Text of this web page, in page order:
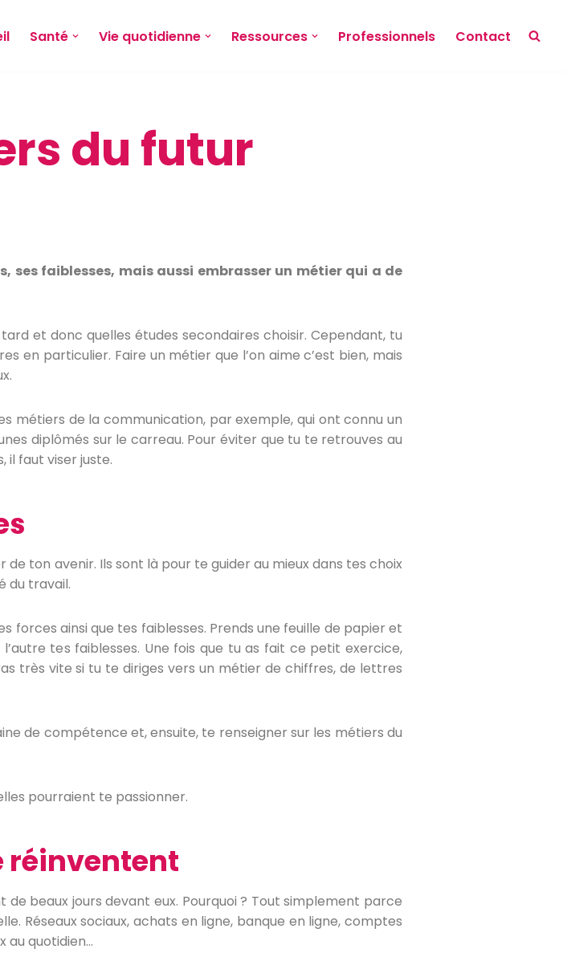
Santé Vie quotidienne Ressources Professionnels Contact
du futur
ses faiblesses, mais aussi embrasser un métier qui a de
et donc quelles études secondaires choisir. Cependant, tu
en particulier. Faire un métier que l’on aime c’est bien, mais
métiers de la communication, par exemple, qui ont connu un
diplômés sur le carreau. Pour éviter que tu te retrouves au
il faut viser juste.
ton avenir. Ils sont là pour te guider au mieux dans tes choix
du travail.
forces ainsi que tes faiblesses. Prends une feuille de papier et
tes faiblesses. Une fois que tu as fait ce petit exercice,
très vite si tu te diriges vers un métier de chiffres, de lettres
de compétence et, ensuite, te renseigner sur les métiers du
pourraient te passionner.
réinventent
beaux jours devant eux. Pourquoi ? Tout simplement parce
Réseaux sociaux, achats en ligne, banque en ligne, comptes
au quotidien…